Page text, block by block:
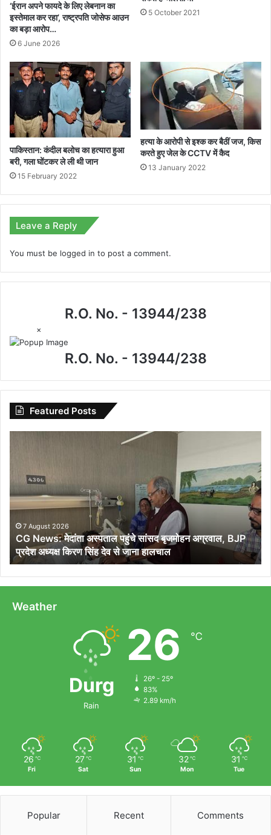
‘ईरान अपने फायदे के लिए लेबनान का
इस्तेमाल कर रहा’, राष्ट्रपति जोसेफ आउन
का बड़ा आरोप…
6 June 2026
5 October 2021
पाकिस्तान: कंदील बलोच का हत्यारा हुआ
बरी, गला घोंटकर ले ली थी जान
15 February 2022
हत्या के आरोपी से इश्क कर बैठीं जज, किस
करते हुए जेल के CCTV में कैद
13 January 2022
Leave a Reply
You must be logged in to post a comment.
R.O. No. - 13944/238
×
R.O. No. - 13944/238
Featured Posts
अस्पताल
पहुंचे
सांसद
बृजमोहन
अग्रवाल,
BJP
प्रदेश
अध्यक्ष
किरण
सिंह
देव
7 August 2026
CG News: मेदांता अस्पताल पहुंचे सांसद बृजमोहन अग्रवाल, BJP
प्रदेश अध्यक्ष किरण सिंह देव से जाना हालचाल
Weather
Durg
Rain
26 ℃
26º - 25º
83%
2.89 km/h
26 ℃
Fri
27 ℃
Sat
31 ℃
Sun
32 ℃
Mon
31 ℃
Tue
Popular Recent Comments